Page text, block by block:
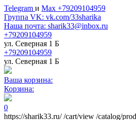
Telegram и Max +79209104959
Группа VK: vk.com/33sharika
Наша почта: sharik33@inbox.ru
+79209104959
ул. Северная 1 Б
+79209104959
ул. Северная 1 Б
Ваша корзина:
Корзина:
0
https://sharik33.ru/ /cart/view /catalog/